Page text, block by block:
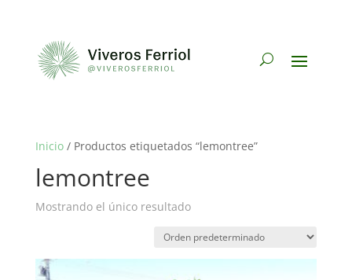
Inicio/ Productos etiquetados “lemontree”
lemontree
Mostrando el único resultado